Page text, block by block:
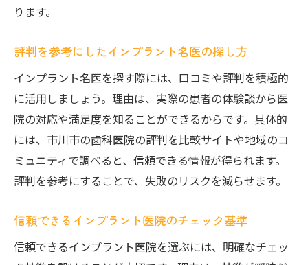
ります。
評判を参考にしたインプラント名医の探し方
インプラント名医を探す際には、口コミや評判を積極的
に活用しましょう。理由は、実際の患者の体験談から医
院の対応や満足度を知ることができるからです。具体的
には、市川市の歯科医院の評判を比較サイトや地域のコ
ミュニティで調べると、信頼できる情報が得られます。
評判を参考にすることで、失敗のリスクを減らせます。
信頼できるインプラント医院のチェック基準
信頼できるインプラント医院を選ぶには、明確なチェッ